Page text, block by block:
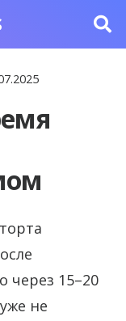
через 15–20
не